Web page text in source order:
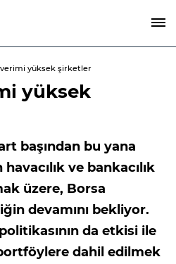
yüksek şirketler
yüksek
başından bu yana
ve bankacılık
üzere, Borsa
devamını bekliyor.
da etkisi ile
dahil edilmek